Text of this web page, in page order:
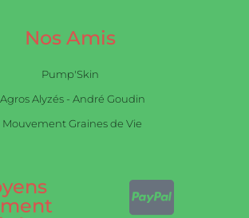
Nos Amis
Pump'Skin
Agros Alyzés - André Goudin
Mouvement Graines de Vie